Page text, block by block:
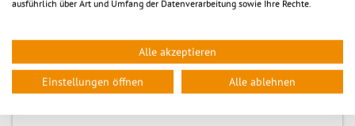
Location
Stadtkirche St. Marien Pirna
Kirchplatz 13
01796 Pirna
ausführlich über Art und Umfang der Datenverarbeitung sowie Ihre Rechte.
Alle akzeptieren
Einstellungen öffnen Alle ablehnen